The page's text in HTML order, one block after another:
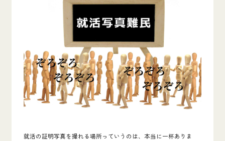
就活の証明写真を撮れる場所っていうのは、本当に一杯ありま